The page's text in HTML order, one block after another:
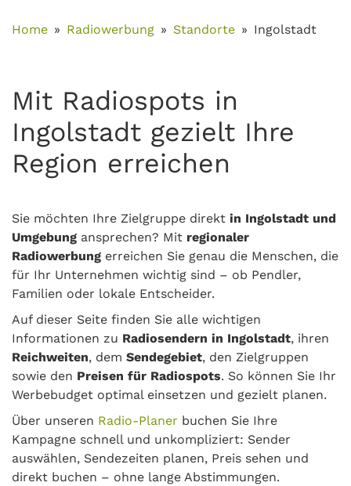
Home Radiowerbung Standorte Ingolstadt
Mit Radiospots in
Ingolstadt gezielt Ihre
Region erreichen
Sie möchten Ihre Zielgruppe direkt in Ingolstadt und
Umgebung ansprechen? Mit regionaler
Radiowerbung erreichen Sie genau die Menschen, die
für Ihr Unternehmen wichtig sind – ob Pendler,
Familien oder lokale Entscheider.
Auf dieser Seite finden Sie alle wichtigen
Informationen zu Radiosendern in Ingolstadt, ihren
Reichweiten, dem Sendegebiet, den Zielgruppen
sowie den Preisen für Radiospots. So können Sie Ihr
Werbebudget optimal einsetzen und gezielt planen.
Über unseren Radio-Planer buchen Sie Ihre
Kampagne schnell und unkompliziert: Sender
auswählen, Sendezeiten planen, Preis sehen und
direkt buchen – ohne lange Abstimmungen.